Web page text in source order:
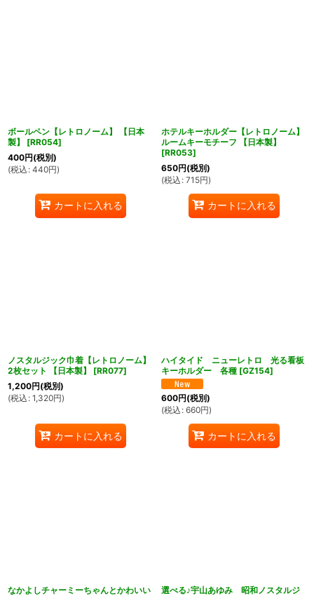
ボールペン【レトロノーム】 【日本
製】
[RR054]
400円(税別)
(税込 : 440円)
カートに入れる
ホテルキーホルダー【レトロノーム】
ルームキーモチーフ 【日本製】
[RR053]
650円(税別)
(税込 : 715円)
カートに入れる
ノスタルジック巾着【レトロノーム】
2枚セット 【日本製】
[RR077]
1,200円(税別)
(税込 : 1,320円)
カートに入れる
ハイタイド ニューレトロ 光る看板
キーホルダー 各種 [GZ154]
600円(税別)
(税込 : 660円)
カートに入れる
なかよしチャーミーちゃんとかわいい
選べる♪宇山あゆみ 昭和ノスタルジ